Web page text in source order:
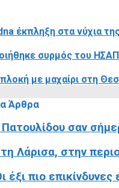
έκπληξη στα νύχια
συρμός του
με μαχαίρι στη
Άρθρα
σαν
Λάρισα, στην
έξι πιο